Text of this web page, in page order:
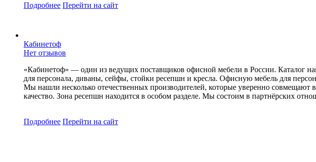
Подробнее Перейти на сайт
Кабинетоф
Нет отзывов
«Кабинетоф» — один из ведущих поставщиков офисной мебели в России. Каталог
для персонала, диваны, сейфы, стойки ресепшн и кресла. Офисную мебель для
Мы нашли несколько отечественных производителей, которые уверенно
качество. Зона ресепшн находится в особом разделе. Мы состоим в партнёрских
Подробнее Перейти на сайт